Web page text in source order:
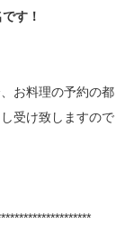
す！
お料理の予約の都
受け致しますので